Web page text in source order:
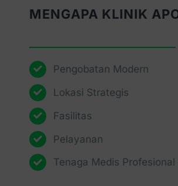
MENGAPA KLINIK
Pengobatan Modern
Lokasi Strategis
Fasilitas
Pelayanan
Tenaga Medis Profesional